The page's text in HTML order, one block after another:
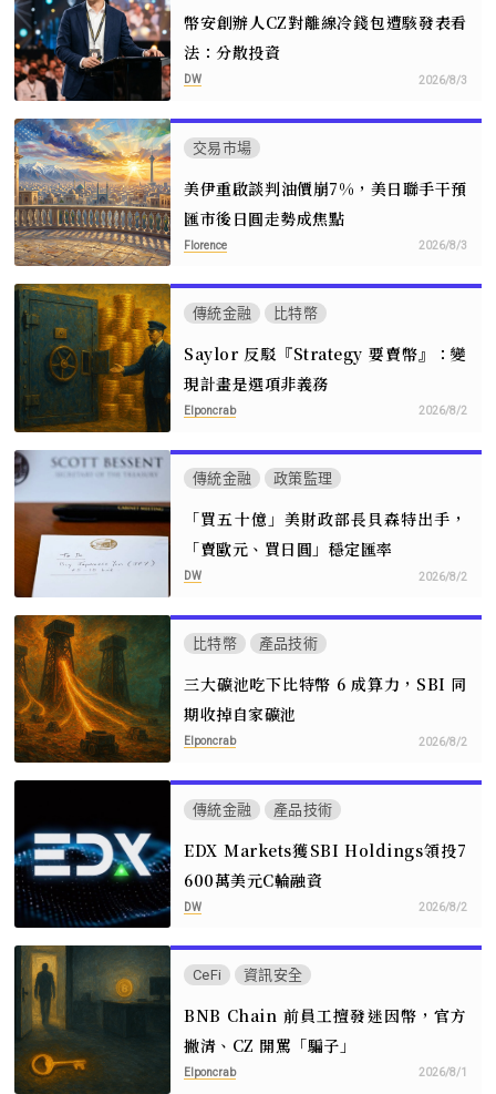
幣安創辦人CZ對離線冷錢包遭駭發表看
法：分散投資
DW 2026/8/3
交易市場
美伊重啟談判油價崩7%，美日聯手干預
匯市後日圓走勢成焦點
Florence 2026/8/3
傳統金融 比特幣
Saylor 反駁『Strategy 要賣幣』：變
現計畫是選項非義務
Elponcrab 2026/8/2
傳統金融 政策監理
「買五十億」美財政部長貝森特出手，
「賣歐元、買日圓」穩定匯率
DW 2026/8/2
比特幣 產品技術
三大礦池吃下比特幣 6 成算力，SBI 同
期收掉自家礦池
Elponcrab 2026/8/2
傳統金融 產品技術
EDX Markets獲SBI Holdings領投7
600萬美元C輪融資
DW 2026/8/2
CeFi 資訊安全
BNB Chain 前員工擅發迷因幣，官方
撇清、CZ 開罵「騙子」
Elponcrab 2026/8/1